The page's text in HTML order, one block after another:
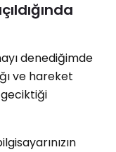
denediğimde
ve hareket